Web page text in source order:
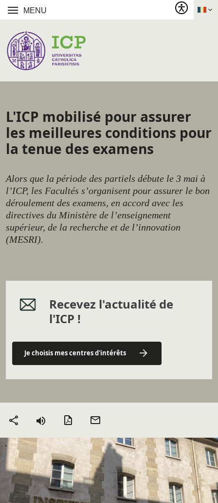
MENU
L'ICP mobilisé pour assurer
les meilleures conditions pour
la tenue des examens
Alors que la période des partiels débute le 3 mai à
l’ICP, les Facultés s’organisent pour assurer le bon
déroulement des examens, en accord avec les
directives du Ministère de l’enseignement
supérieur, de la recherche et de l’innovation
(MESRI).
Recevez l'actualité de
l'ICP !
Je choisis mes centres d'intérêts
Partager Version PDF